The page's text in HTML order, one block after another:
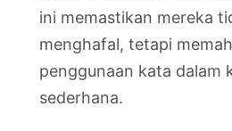
ini memastikan mereka
menghafal, tetapi
penggunaan kata dalam
sederhana.